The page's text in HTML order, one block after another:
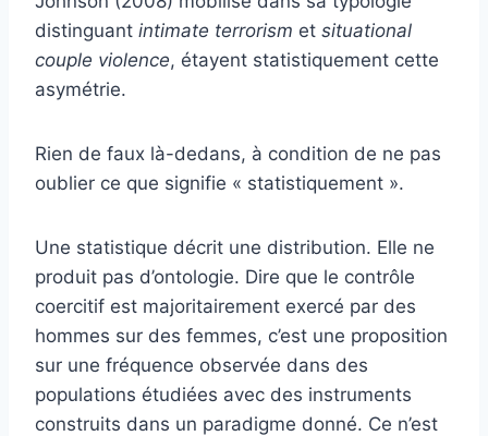
distinguant intimate terrorism et situational
couple violence, étayent statistiquement cette
asymétrie.
Rien de faux là-dedans, à condition de ne pas
oublier ce que signifie « statistiquement ».
Une statistique décrit une distribution. Elle ne
produit pas d’ontologie. Dire que le contrôle
coercitif est majoritairement exercé par des
hommes sur des femmes, c’est une proposition
sur une fréquence observée dans des
populations étudiées avec des instruments
construits dans un paradigme donné. Ce n’est